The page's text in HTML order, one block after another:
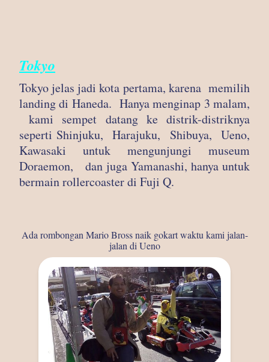
Tokyo
Tokyo jelas jadi kota pertama, karena memilih
landing di Haneda. Hanya menginap 3 malam,
kami sempet datang ke distrik-distriknya
seperti Shinjuku, Harajuku, Shibuya, Ueno,
Kawasaki untuk mengunjungi museum
Doraemon, dan juga Yamanashi, hanya untuk
bermain rollercoaster di Fuji Q.
Ada rombongan Mario Bross naik gokart waktu kami jalan-
jalan di Ueno